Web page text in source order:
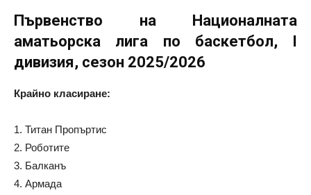
Първенство на Националната
аматьорска лига по баскетбол, I
дивизия, сезон 2025/2026
Крайно класиране:
1. Титан Пропъртис
2. Роботите
3. Балканъ
4. Армада